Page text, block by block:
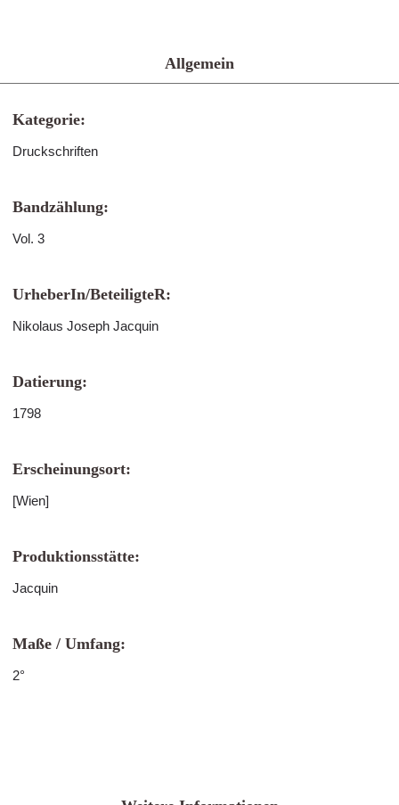
Allgemein
Kategorie:
Druckschriften
Bandzählung:
Vol. 3
UrheberIn/BeteiligteR:
Nikolaus Joseph Jacquin
Datierung:
1798
Erscheinungsort:
[Wien]
Produktionsstätte:
Jacquin
Maße / Umfang:
2°